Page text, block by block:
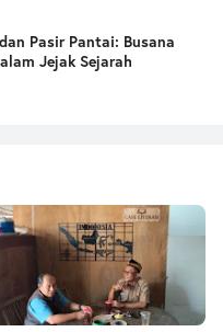
Pasir Pantai: Busana
Jejak Sejarah